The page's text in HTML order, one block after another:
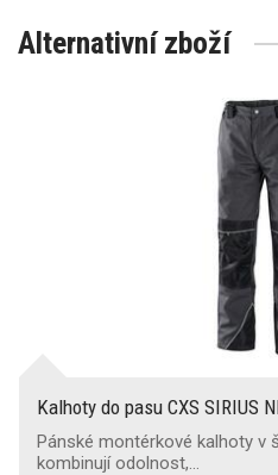
Alternativní zboží
Kalhoty do pasu CXS SIRIUS
Pánské montérkové kalhoty v
kombinují odolnost,…